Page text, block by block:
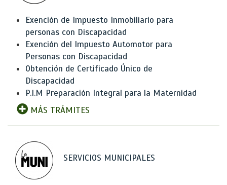
Exención de Impuesto Inmobiliario para
personas con Discapacidad
Exención del Impuesto Automotor para
Personas con Discapacidad
Obtención de Certificado Único de
Discapacidad
P.I.M Preparación Integral para la Maternidad
MÁS TRÁMITES
SERVICIOS MUNICIPALES